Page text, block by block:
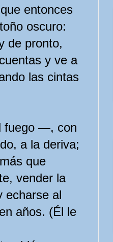
entonces
oscuro:
de pronto,
y ve a
las cintas
fuego —, con
a la deriva;
que
vender la
echarse al
años. (Él le